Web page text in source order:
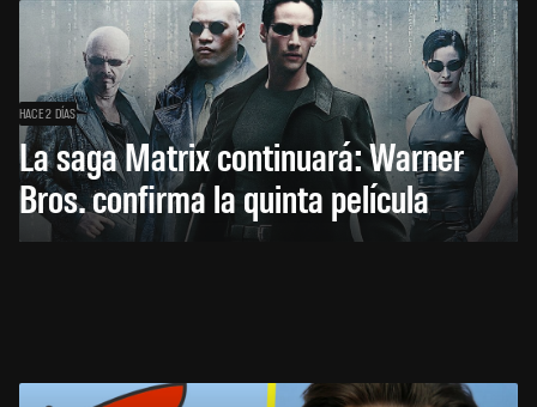
HACE 2 DÍAS
La saga Matrix continuará: Warner
Bros. confirma la quinta película